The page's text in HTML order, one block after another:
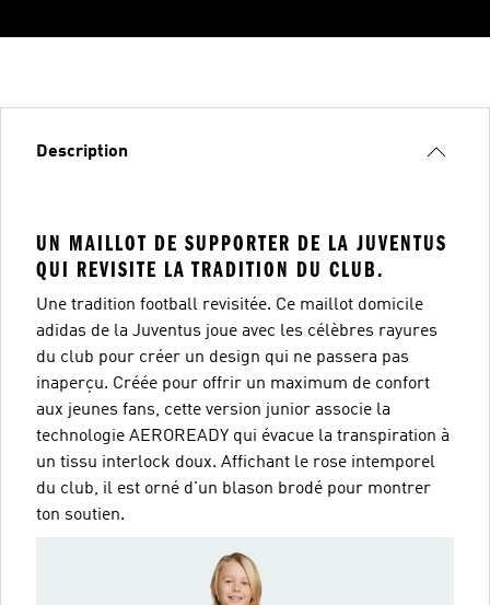
Description
UN MAILLOT DE SUPPORTER DE LA JUVENTUS
QUI REVISITE LA TRADITION DU CLUB.
Une tradition football revisitée. Ce maillot domicile
adidas de la Juventus joue avec les célèbres rayures
du club pour créer un design qui ne passera pas
inaperçu. Créée pour offrir un maximum de confort
aux jeunes fans, cette version junior associe la
technologie AEROREADY qui évacue la transpiration à
un tissu interlock doux. Affichant le rose intemporel
du club, il est orné d'un blason brodé pour montrer
ton soutien.